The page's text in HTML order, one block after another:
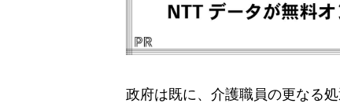
政府は既に、介護職員の更なる